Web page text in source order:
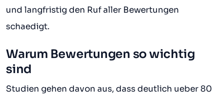
und langfristig den Ruf aller Bewertungen
schaedigt.
Warum Bewertungen so wichtig
sind
Studien gehen davon aus, dass deutlich ueber 80